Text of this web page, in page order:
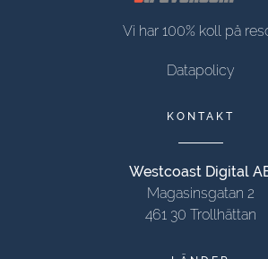
Vi har 100% koll på
Datapolicy
KONTAKT
Westcoast Digital
Magasinsgatan 2
461 30 Trollhättan